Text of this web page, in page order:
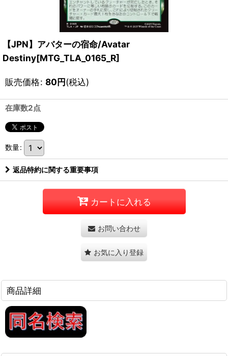
【JPN】アバターの宿命/Avatar
Destiny[MTG_TLA_0165_R]
販売価格: 80円(税込)
在庫数2点
数量:
返品特約に関する重要事項
カートに入れる
お問い合わせ
お気に入り登録
商品詳細